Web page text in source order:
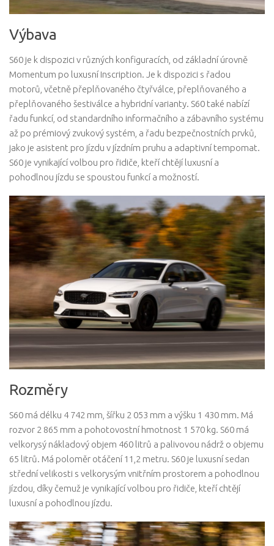
Výbava
S60 je k dispozici v různých konfiguracích, od základní úrovně
Momentum po luxusní Inscription. Je k dispozici s řadou
motorů, včetně přeplňovaného čtyřválce, přeplňovaného a
přeplňovaného šestiválce a hybridní varianty. S60 také nabízí
řadu funkcí, od standardního informačního a zábavního systému
až po prémiový zvukový systém, a řadu bezpečnostních prvků,
jako je asistent pro jízdu v jízdním pruhu a adaptivní tempomat.
S60 je vynikající volbou pro řidiče, kteří chtějí luxusní a
pohodlnou jízdu se spoustou funkcí a možností.
Rozměry
S60 má délku 4 742 mm, šířku 2 053 mm a výšku 1 430 mm. Má
rozvor 2 865 mm a pohotovostní hmotnost 1 570 kg. S60 má
velkorysý nákladový objem 460 litrů a palivovou nádrž o objemu
65 litrů. Má poloměr otáčení 11,2 metru. S60 je luxusní sedan
střední velikosti s velkorysým vnitřním prostorem a pohodlnou
jízdou, díky čemuž je vynikající volbou pro řidiče, kteří chtějí
luxusní a pohodlnou jízdu.